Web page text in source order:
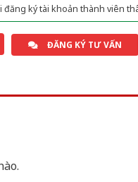
đăng ký tài khoản thành viên
ĐĂNG KÝ TƯ VẤN